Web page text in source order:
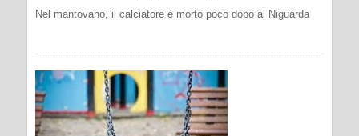
Nel mantovano, il calciatore è morto poco dopo al Niguarda